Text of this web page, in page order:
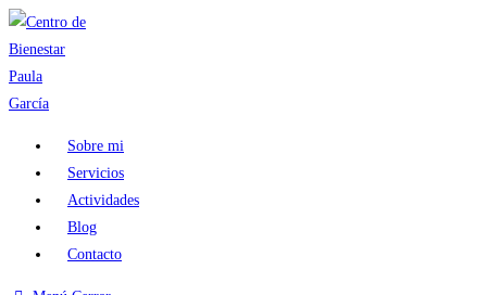
Sobre mi
Servicios
Actividades
Blog
Contacto